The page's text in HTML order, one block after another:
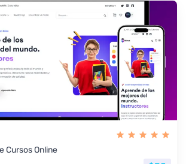
Cursos Online